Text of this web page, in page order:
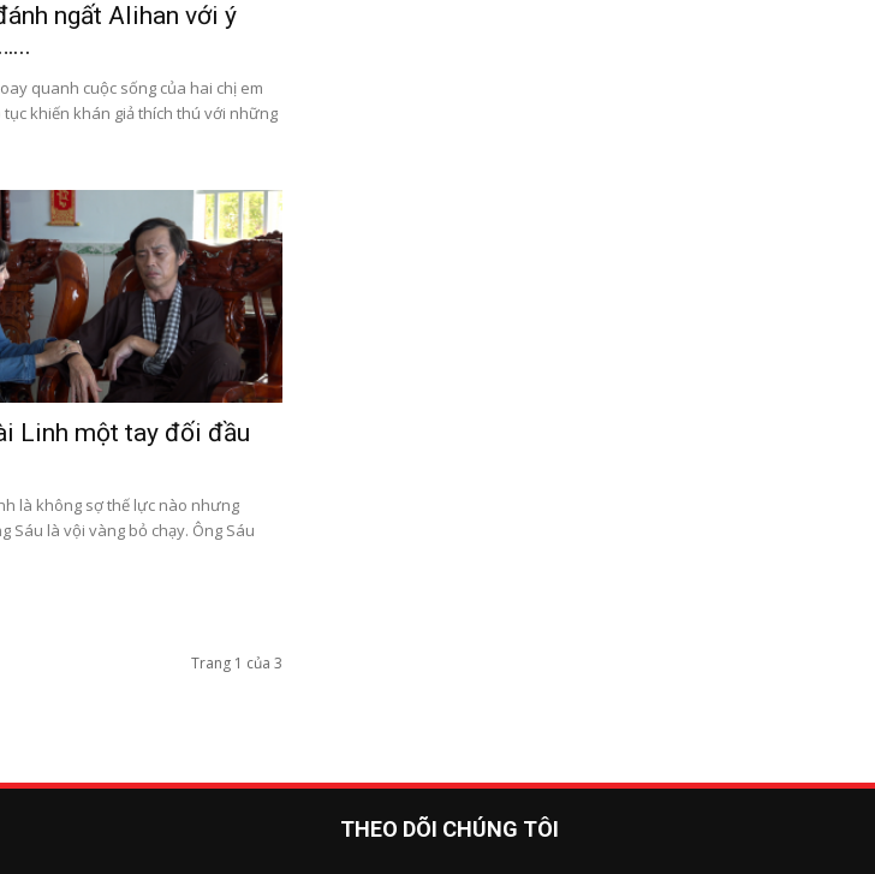
ngất Alihan với ý
quanh cuộc sống của hai chị em
tục khiến khán giả thích thú với những
Linh một tay đối đầu
là không sợ thế lực nào nhưng
Sáu là vội vàng bỏ chạy. Ông Sáu
Trang 1 của 3
THEO DÕI CHÚNG TÔI